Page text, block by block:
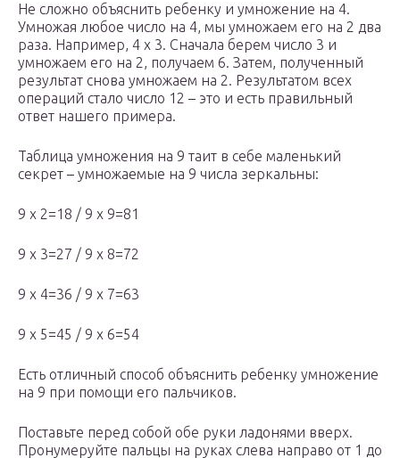
Не сложно объяснить ребенку и умножение на 4.
Умножая любое число на 4, мы умножаем его на 2 два
раза. Например, 4 х 3. Сначала берем число 3 и
умножаем его на 2, получаем 6. Затем, полученный
результат снова умножаем на 2. Результатом всех
операций стало число 12 – это и есть правильный
ответ нашего примера.
Таблица умножения на 9 таит в себе маленький
секрет – умножаемые на 9 числа зеркальны:
9 х 2=18 / 9 х 9=81
9 х 3=27 / 9 х 8=72
9 х 4=36 / 9 х 7=63
9 х 5=45 / 9 х 6=54
Есть отличный способ объяснить ребенку умножение
на 9 при помощи его пальчиков.
Поставьте перед собой обе руки ладонями вверх.
Пронумеруйте пальцы на руках слева направо от 1 до